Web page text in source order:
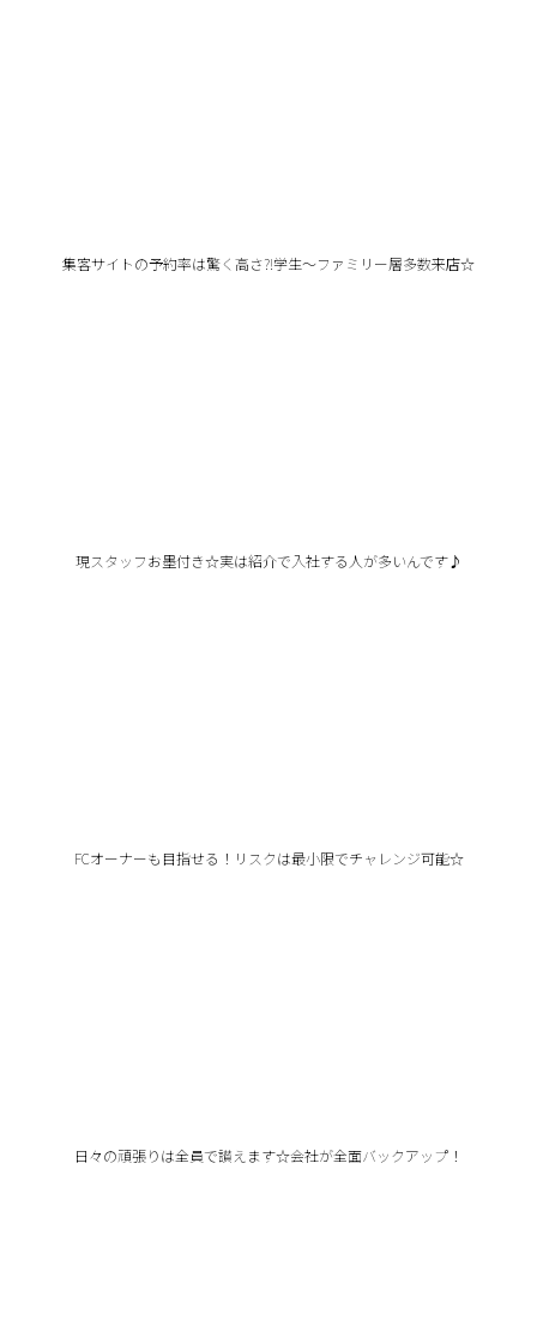
集客サイトの予約率は驚く高さ?!学生～ファミリー層多数来店☆
現スタッフお墨付き☆実は紹介で入社する人が多いんです♪
FCオーナーも目指せる！リスクは最小限でチャレンジ可能☆
日々の頑張りは全員で讃えます☆会社が全面バックアップ！